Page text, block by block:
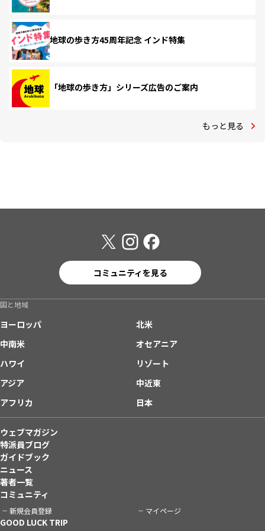
地球の歩き方45周年記念 インド特集
「地球の歩き方」シリーズ広告のご案内
もっと見る
コミュニティを見る
国と地域
ヨーロッパ
北米
中南米
オセアニア
ハワイ
リゾート
アジア
中近東
アフリカ
日本
ウェブマガジン
特派員ブログ
ガイドブック
ニュース
著者一覧
コミュニティ
新規会員登録 マイページ
GOOD LUCK TRIP